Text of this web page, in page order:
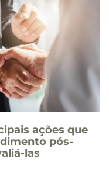
ações que
pós-
las